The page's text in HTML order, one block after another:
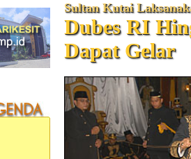
Sultan Kutai
Dubes RI
Dapat Gelar